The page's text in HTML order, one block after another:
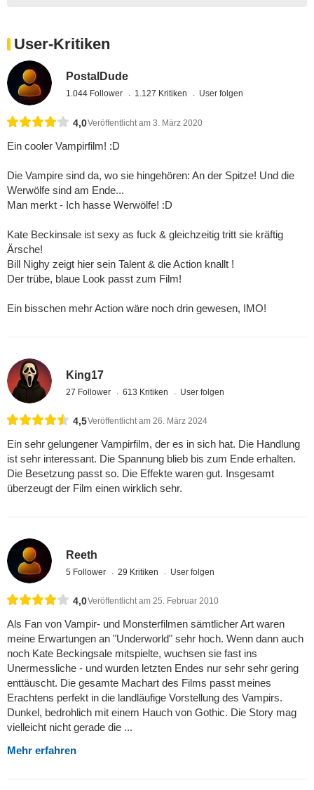
User-Kritiken
PostalDude
1.044 Follower 1.127 Kritiken User folgen
4,0Veröffentlicht am 3. März 2020
Ein cooler Vampirfilm! :D
Die Vampire sind da, wo sie hingehören: An der Spitze! Und die
Werwölfe sind am Ende...
Man merkt - Ich hasse Werwölfe! :D
Kate Beckinsale ist sexy as fuck & gleichzeitig tritt sie kräftig
Ärsche!
Bill Nighy zeigt hier sein Talent & die Action knallt !
Der trübe, blaue Look passt zum Film!
Ein bisschen mehr Action wäre noch drin gewesen, IMO!
King17
27 Follower 613 Kritiken User folgen
4,5Veröffentlicht am 26. März 2024
Ein sehr gelungener Vampirfilm, der es in sich hat. Die Handlung
ist sehr interessant. Die Spannung blieb bis zum Ende erhalten.
Die Besetzung passt so. Die Effekte waren gut. Insgesamt
überzeugt der Film einen wirklich sehr.
Reeth
5 Follower 29 Kritiken User folgen
4,0Veröffentlicht am 25. Februar 2010
Als Fan von Vampir- und Monsterfilmen sämtlicher Art waren
meine Erwartungen an "Underworld" sehr hoch. Wenn dann auch
noch Kate Beckingsale mitspielte, wuchsen sie fast ins
Unermessliche - und wurden letzten Endes nur sehr sehr gering
enttäuscht. Die gesamte Machart des Films passt meines
Erachtens perfekt in die landläufige Vorstellung des Vampirs.
Dunkel, bedrohlich mit einem Hauch von Gothic. Die Story mag
vielleicht nicht gerade die ...
Mehr erfahren